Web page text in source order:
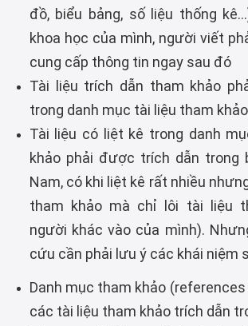
đồ, biểu bảng, số liệu thống
khoa học của mình, người viết
cung cấp thông tin ngay sau đó
Tài liệu trích dẫn tham khảo
trong danh mục tài liệu tham khảo
Tài liệu có liệt kê trong danh
khảo phải được trích dẫn trong
Nam, có khi liệt kê rất nhiều
tham khảo mà chỉ lôi tài liệu
người khác vào của mình).
cứu cần phải lưu ý các khái niệm
Danh mục tham khảo
các tài liệu tham khảo trích dẫn